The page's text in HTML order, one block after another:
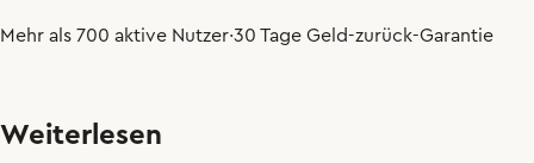
Mehr als 700 aktive Nutzer·30 Tage Geld-zurück-Garantie
Weiterlesen